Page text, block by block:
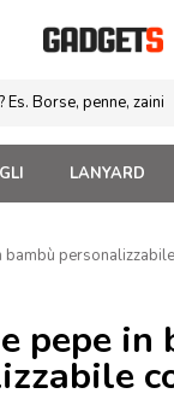
LANYARD
bambù
personalizzabile
pepe in